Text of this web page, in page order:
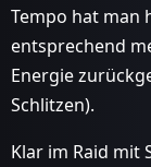
Tempo hat man
entsprechend
Energie
Schlitzen).
Klar im Raid mit